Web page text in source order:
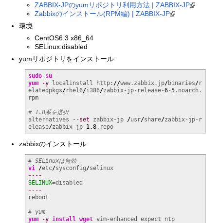
ZABBIX-JPのyumリポジトリ利用方法 | ZABBIX-JP
Zabbixのインストール(RPM編) | ZABBIX-JP
環境
CentOS6.3 x86_64
SELinux:disabled
yumリポジトリをインストール
sudo su
yum
-y localinstall http: //www.zabbix.jp/binaries/r
elatedpkgs/rhel6/i386/zabbix-jp-release-6-5.noarch.
rpm
# 1.8系を選択
alternatives
--set zabbix-jp /usr/share/zabbix-jp-r
elease/zabbix-jp- 1.8.repo
zabbixのインストール
# SELinuxは無効
vi
/etc/sysconfig/
selinux
----
SELINUX
----
reboot
# yum
yum
-y install wget vim-enhanced expect ntp